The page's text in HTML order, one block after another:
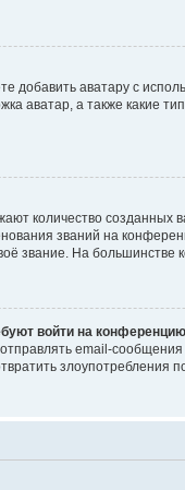
добавить аватару с
аватар, а также какие
количество созданных
званий на
звание. На
войти на
email-
злоупотребления